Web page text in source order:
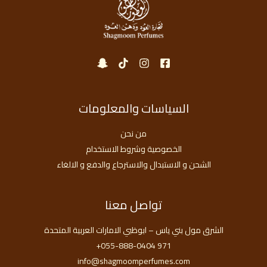
السياسات والمعلومات
من نحن
الخصوصية وشروط الاستخدام
الشحن و الاستبدال والاسترجاع والدفع و الالغاء
تواصل معنا
الشرق مول بني ياس – ابوظبي الامارات العربية المتحدة
971 055-888-0404+
info@shagmoomperfumes.com